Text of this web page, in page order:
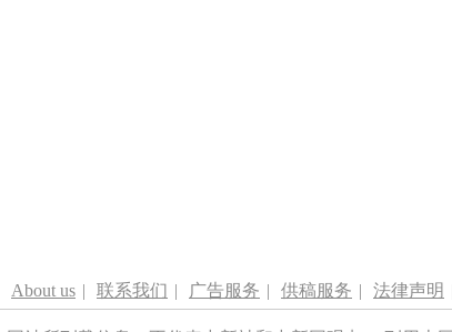
About us | 联系我们 | 广告服务 | 供稿服务 | 法律声明